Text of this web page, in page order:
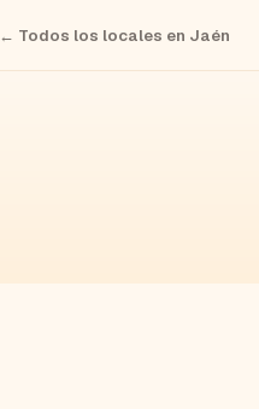
← Todos los locales en Jaén